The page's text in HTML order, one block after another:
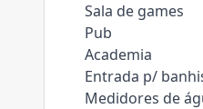
Sala de games
Pub
Academia
Entrada p/
Medidores de